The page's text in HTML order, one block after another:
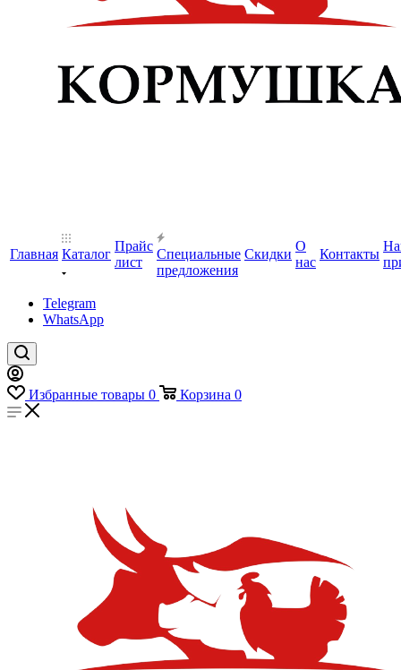
Главная Каталог
Прайс
лист
Специальные
предложения
Скидки
О
нас
Контакты
Telegram
WhatsApp
Избранные товары 0 Корзина 0